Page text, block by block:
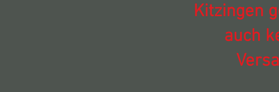
Kitzingen
auch